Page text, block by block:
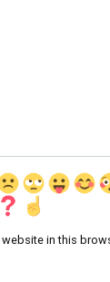
website in this